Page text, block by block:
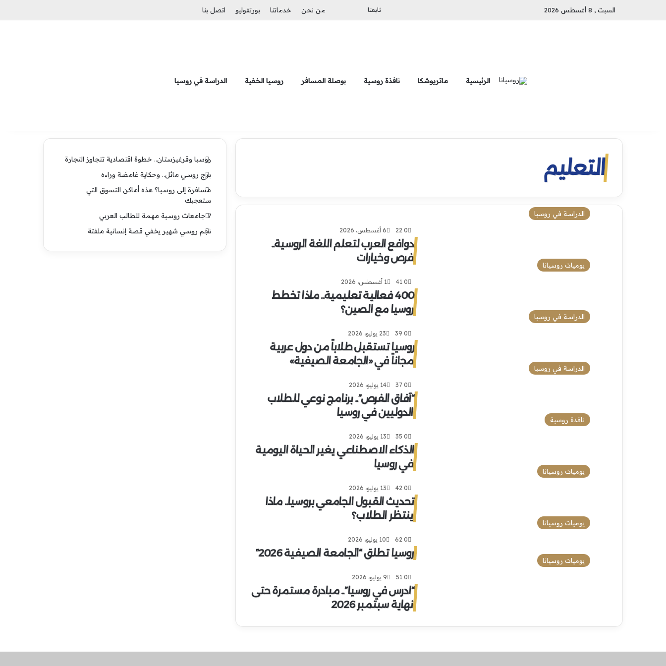
السبت , 8 أغسطس 2026 تابعنا الوضع المظلم
بحث عن
من نحن خدماتنا بورتفوليو اتصل بنا
الرئيسية ماتريوشكا نافذة روسية بوصلة المسافر روسيا الخفية الدراسة في روسيا
التعليم
الدراسة في روسيا
6 أغسطس، 2026 0
دوافع العرب لتعلم اللغة الروسية..
فرص وخيارات
يوميات روسيانا
1 أغسطس، 2026 0
400 فعالية تعليمية.. ماذا تخطط
روسيا مع الصين؟
الدراسة في روسيا
23 يوليو، 2026 0
روسيا تستقبل طلاباً من دول عربية
مجاناً في «الجامعة الصيفية»
الدراسة في روسيا
14 يوليو، 2026 0
“آفاق الفرص”.. برنامج نوعي للطلاب
الدوليين في روسيا
نافذة روسية
13 يوليو، 2026 0
الذكاء الاصطناعي يغير الحياة اليومية
في روسيا
يوميات روسيانا
13 يوليو، 2026 0
تحديث القبول الجامعي بروسيا.. ماذا
ينتظر الطلاب؟
يوميات روسيانا
10 يوليو، 2026 0
روسيا تطلق “الجامعة الصيفية 2026”
يوميات روسيانا
9 يوليو، 2026 0
“ادرس في روسيا”.. مبادرة مستمرة حتى
نهاية سبتمبر 2026
روسيا وقرغيزستان.. خطوة اقتصادية تتجاوز التجارة
برج روسي مائل.. وحكاية غامضة وراءه
مسافرة إلى روسيا؟ هذه أماكن التسوق التي
ستعجبك
7 جامعات روسية مهمة للطالب العربي
نجم روسي شهير يخفي قصة إنسانية ملفتة